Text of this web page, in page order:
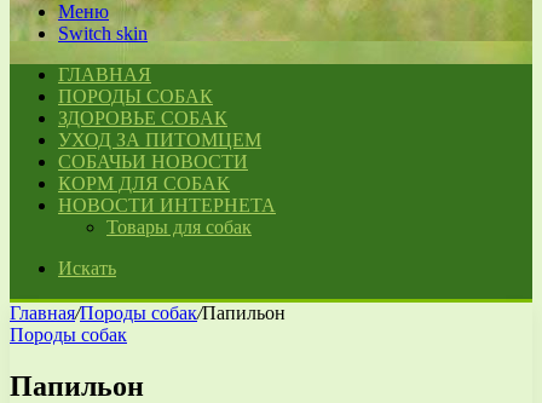
Меню
Switch skin
ГЛАВНАЯ
ПОРОДЫ СОБАК
ЗДОРОВЬЕ СОБАК
УХОД ЗА ПИТОМЦЕМ
СОБАЧЬИ НОВОСТИ
КОРМ ДЛЯ СОБАК
НОВОСТИ ИНТЕРНЕТА
Товары для собак
Искать
Главная/Породы собак/Папильон
Породы собак
Папильон